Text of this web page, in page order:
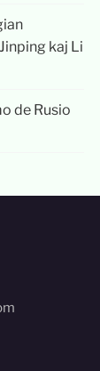
kaj Li
de Rusio